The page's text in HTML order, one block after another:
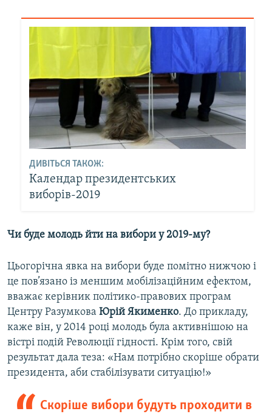
ДИВІТЬСЯ ТАКОЖ:
Календар президентських
виборів-2019
Чи буде молодь йти на вибори у 2019-му?
Цьогорічна явка на вибори буде помітно нижчою і
це пов’язано із меншим мобілізаційним ефектом,
вважає керівник політико-правових програм
Центру Разумкова Юрій Якименко. До прикладу,
каже він, у 2014 році молодь була активнішою на
вістрі подій Революції гідності. Крім того, свій
результат дала теза: «Нам потрібно скоріше обрати
президента, аби стабілізувати ситуацію!»
Скоріше вибори будуть проходити в